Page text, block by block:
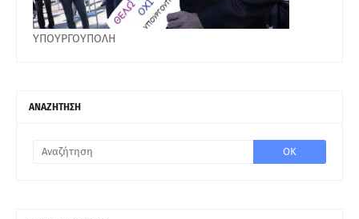
ΥΠΟΥΡΓΟΥΠΟΛΗ
ΑΝΑΖΗΤΗΣΗ